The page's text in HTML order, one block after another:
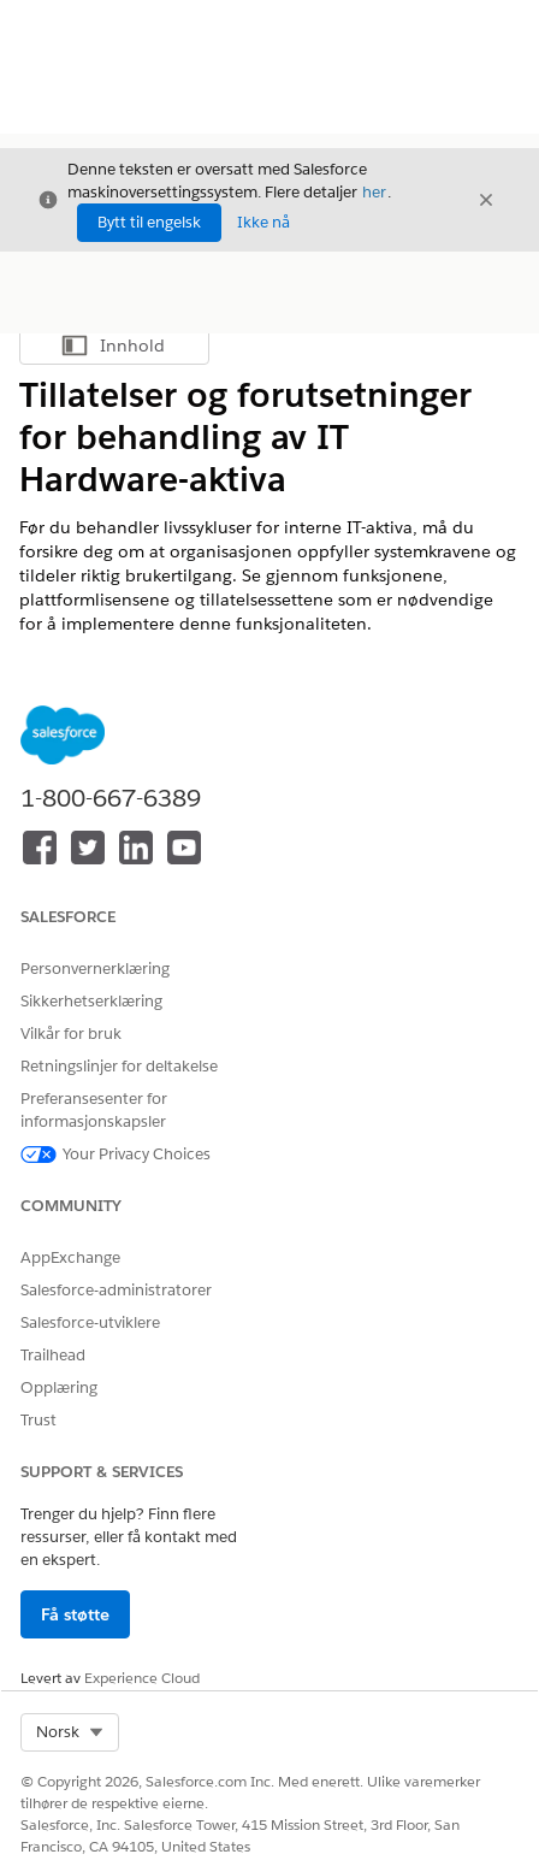
Avslutt
Denne teksten er oversatt med Salesforce
maskinoversettingssystem. Flere detaljer her.
Bytt til engelsk
Ikke nå
Avslutt
Vis innholdsfortegnelse
Innhold
Tillatelser og forutsetninger
for behandling av IT
Hardware-aktiva
Før du behandler livssykluser for interne IT-aktiva, må du
forsikre deg om at organisasjonen oppfyller systemkravene og
tildeler riktig brukertilgang. Se gjennom funksjonene,
plattformlisensene og tillatelsessettene som er nødvendige
for å implementere denne funksjonaliteten.
Tilgjengelig i Lightning Experience
Tilgjengelig i
Forhåndskrav til behandling av IT Hardware-aktiva
Utfør disse kravene før du behandler livssykluser for
Tillatelser for behandling av IT Hardware-aktiva for IT-
Salesforce-administratorer tildeler tillatelsessett eller
tillatelsessettgrupper til brukere basert på deres roller i IT-
tjeneste- og aktivumbehandlingsteamet. Bruk disse
og spore økonomiske data.
La oss få vite det slik at vi kan forbedre!
1-800-667-6389
SALESFORCE
Personvernerklæring
Sikkerhetserklæring
Vilkår for bruk
Retningslinjer for deltakelse
Preferansesenter for
informasjonskapsler
Your Privacy Choices
COMMUNITY
AppExchange
Salesforce-administratorer
Salesforce-utviklere
Trailhead
Opplæring
Trust
SUPPORT & SERVICES
Trenger du hjelp? Finn flere
ressurser, eller få kontakt med
en ekspert.
Få støtte
Levert av Experience Cloud
Norsk
© Copyright 2026, Salesforce.com Inc. Med enerett. Ulike varemerker
tilhører de respektive eierne.
Salesforce, Inc. Salesforce Tower, 415 Mission Street, 3rd Floor, San
Francisco, CA 94105, United States